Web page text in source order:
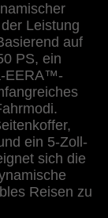
Leistung
auf
PS, ein
EERA™-
ein 5-Zoll-
sich die
Reisen zu